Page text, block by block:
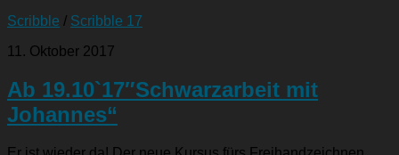
Scribble / Scribble 17
11. Oktober 2017
Ab 19.10`17″Schwarzarbeit mit
Johannes“